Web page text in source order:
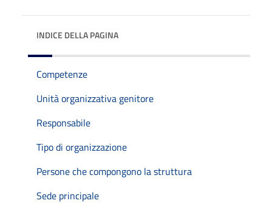
INDICE DELLA PAGINA
Competenze
Unità organizzativa genitore
Responsabile
Tipo di organizzazione
Persone che compongono la struttura
Sede principale